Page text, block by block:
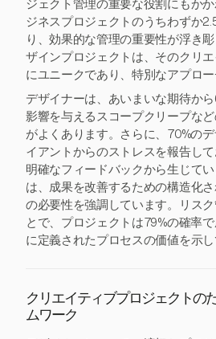
ジェクト管理の重要な役割にもか
ジネスプロジェクトのうちわずか
り、効果的な管理の重要性が浮き
ザインプロジェクトは、そのクリ
にユニークであり、特別なアプロー
デザイナーは、あいまいな期待か
影響を与えるスコープクリープな
がよくあります。さらに、70%の
イアントからのストレスを報告し
明確なフィードバックから生じて
は、成果を改善するための構造化
の必要性を強調しています。リス
とで、プロジェクトは79%の確率
に定義されたプロセスの価値を示し
クリエイティブプロジェクトの
ムワーク